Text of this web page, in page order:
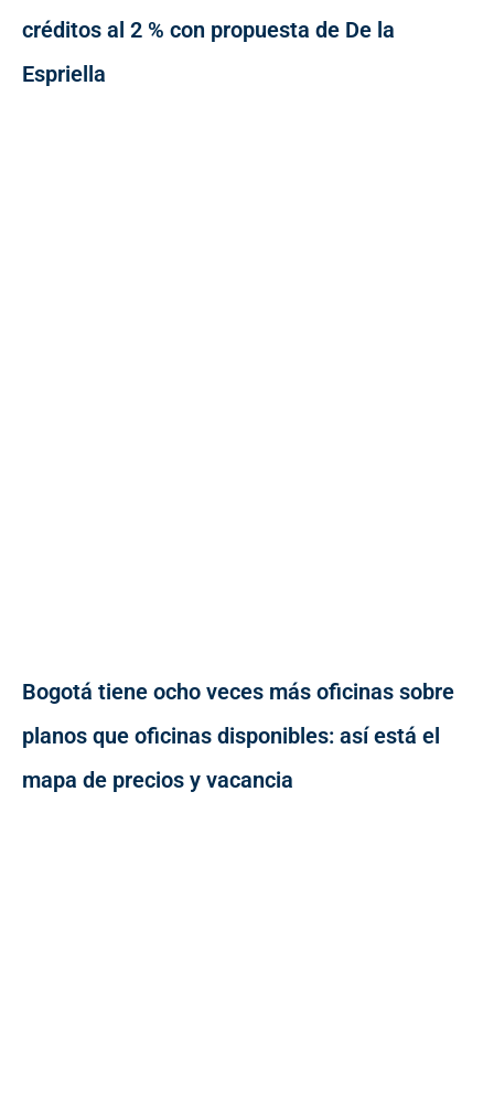
créditos al 2 % con propuesta de De la
Espriella
Bogotá tiene ocho veces más oficinas sobre
planos que oficinas disponibles: así está el
mapa de precios y vacancia